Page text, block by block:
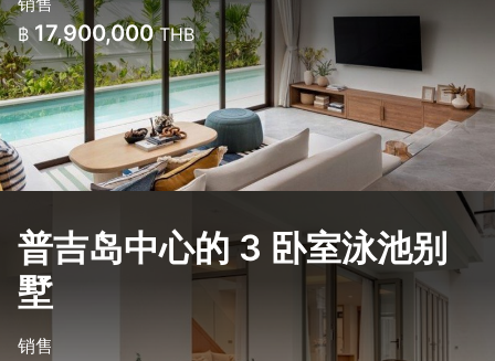
฿ 17,900,000THB
普吉岛中心的 3 卧室泳池别
墅
销售